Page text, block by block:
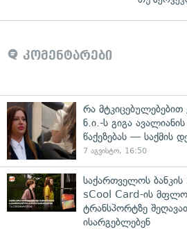
კომენტარები
რა
ნ.ი.-ს გიგა
წაქეზებას — საქმის
7 აგვისტო, 16:50
საქართველოს
sCool Card-ის
ტრანსპორტზე
ისარგებლებენ